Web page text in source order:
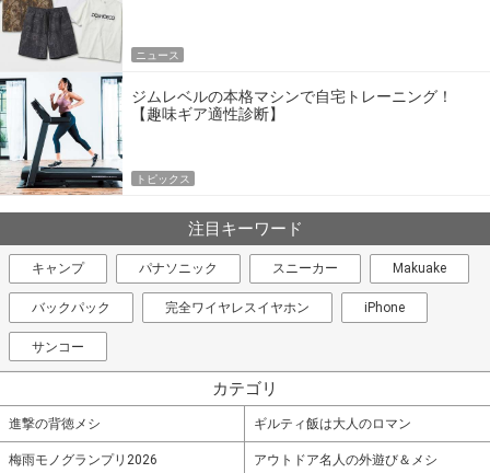
ニュース
ジムレベルの本格マシンで自宅トレーニング！
【趣味ギア適性診断】
トピックス
注目キーワード
キャンプ パナソニック スニーカー Makuake
バックパック 完全ワイヤレスイヤホン iPhone
サンコー
カテゴリ
進撃の背徳メシ ギルティ飯は大人のロマン
梅雨モノグランプリ2026 アウトドア名人の外遊び＆メシ